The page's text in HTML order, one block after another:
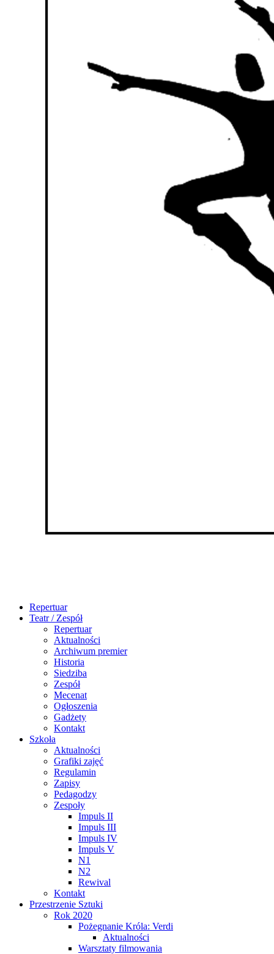
Repertuar
Teatr / Zespół
Repertuar
Aktualności
Archiwum premier
Historia
Siedziba
Zespół
Mecenat
Ogłoszenia
Gadżety
Kontakt
Szkoła
Aktualności
Grafiki zajęć
Regulamin
Zapisy
Pedagodzy
Zespoły
Impuls II
Impuls III
Impuls IV
Impuls V
N1
N2
Rewival
Kontakt
Przestrzenie Sztuki
Rok 2020
Pożegnanie Króla: Verdi
Aktualności
Warsztaty filmowania